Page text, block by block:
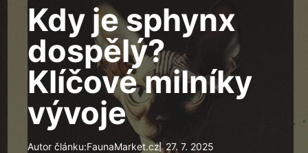
Kdy je sphynx
dospělý?
Klíčové milníky
vývoje
Autor článku:FaunaMarket.cz 27. 7. 2025